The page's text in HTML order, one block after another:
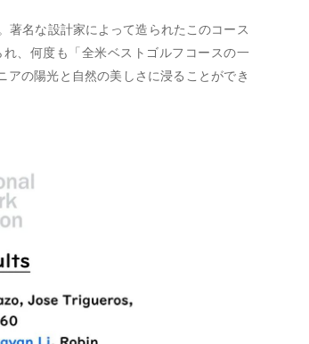
著名な設計家によって造られたこのコース
、何度も「全米ベストゴルフコースの一
の陽光と自然の美しさに浸ることができ